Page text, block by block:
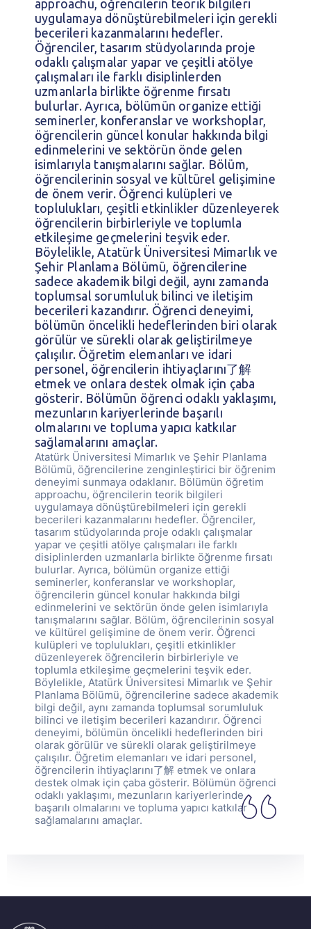
approachu, öğrencilerin teorik bilgileri
uygulamaya dönüştürebilmeleri için gerekli
becerileri kazanmalarını hedefler.
Öğrenciler, tasarım stüdyolarında proje
odaklı çalışmalar yapar ve çeşitli atölye
çalışmaları ile farklı disiplinlerden
uzmanlarla birlikte öğrenme fırsatı
bulurlar. Ayrıca, bölümün organize ettiği
seminerler, konferanslar ve workshoplar,
öğrencilerin güncel konular hakkında bilgi
edinmelerini ve sektörün önde gelen
isimlarıyla tanışmalarını sağlar. Bölüm,
öğrencilerinin sosyal ve kültürel gelişimine
de önem verir. Öğrenci kulüpleri ve
toplulukları, çeşitli etkinlikler düzenleyerek
öğrencilerin birbirleriyle ve toplumla
etkileşime geçmelerini teşvik eder.
Böylelikle, Atatürk Üniversitesi Mimarlık ve
Şehir Planlama Bölümü, öğrencilerine
sadece akademik bilgi değil, aynı zamanda
toplumsal sorumluluk bilinci ve iletişim
becerileri kazandırır. Öğrenci deneyimi,
bölümün öncelikli hedeflerinden biri olarak
görülür ve sürekli olarak geliştirilmeye
çalışılır. Öğretim elemanları ve idari
personel, öğrencilerin ihtiyaçlarını了解
etmek ve onlara destek olmak için çaba
gösterir. Bölümün öğrenci odaklı yaklaşımı,
mezunların kariyerlerinde başarılı
olmalarını ve topluma yapıcı katkılar
sağlamalarını amaçlar.
Atatürk Üniversitesi Mimarlık ve Şehir Planlama
Bölümü, öğrencilerine zenginleştirici bir öğrenim
deneyimi sunmaya odaklanır. Bölümün öğretim
approachu, öğrencilerin teorik bilgileri
uygulamaya dönüştürebilmeleri için gerekli
becerileri kazanmalarını hedefler. Öğrenciler,
tasarım stüdyolarında proje odaklı çalışmalar
yapar ve çeşitli atölye çalışmaları ile farklı
disiplinlerden uzmanlarla birlikte öğrenme fırsatı
bulurlar. Ayrıca, bölümün organize ettiği
seminerler, konferanslar ve workshoplar,
öğrencilerin güncel konular hakkında bilgi
edinmelerini ve sektörün önde gelen isimlarıyla
tanışmalarını sağlar. Bölüm, öğrencilerinin sosyal
ve kültürel gelişimine de önem verir. Öğrenci
kulüpleri ve toplulukları, çeşitli etkinlikler
düzenleyerek öğrencilerin birbirleriyle ve
toplumla etkileşime geçmelerini teşvik eder.
Böylelikle, Atatürk Üniversitesi Mimarlık ve Şehir
Planlama Bölümü, öğrencilerine sadece akademik
bilgi değil, aynı zamanda toplumsal sorumluluk
bilinci ve iletişim becerileri kazandırır. Öğrenci
deneyimi, bölümün öncelikli hedeflerinden biri
olarak görülür ve sürekli olarak geliştirilmeye
çalışılır. Öğretim elemanları ve idari personel,
öğrencilerin ihtiyaçlarını了解 etmek ve onlara
destek olmak için çaba gösterir. Bölümün öğrenci
odaklı yaklaşımı, mezunların kariyerlerinde
başarılı olmalarını ve topluma yapıcı katkılar
sağlamalarını amaçlar.